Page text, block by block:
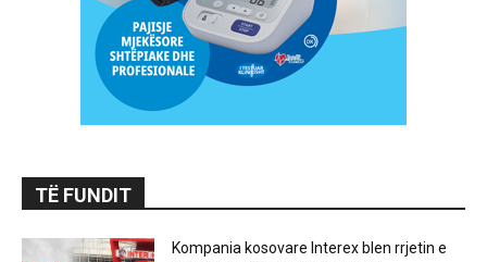
TË FUNDIT
Kompania kosovare Interex blen rrjetin e